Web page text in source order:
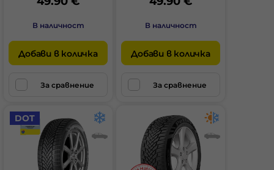
В наличност
Добави в количка
За сравнение
В наличност
Добави в количка
За сравнение
DOT